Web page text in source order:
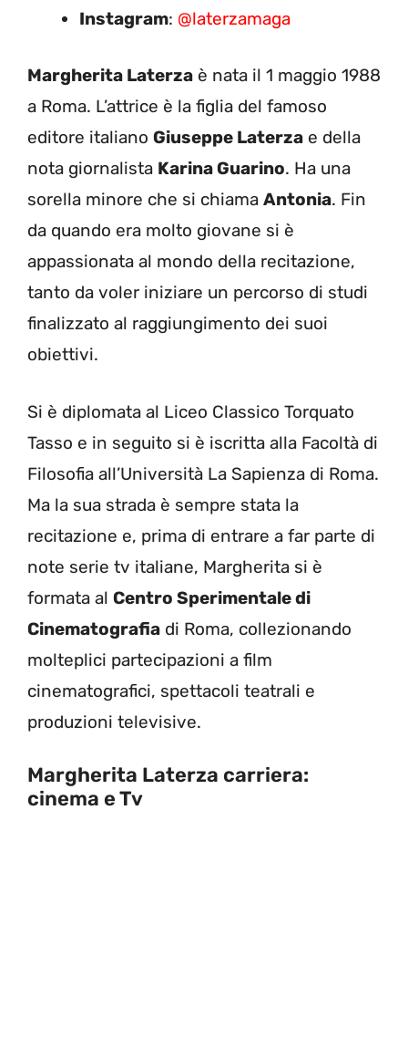
Instagram: @laterzamaga
Margherita Laterza è nata il 1 maggio 1988
a Roma. L’attrice è la figlia del famoso
editore italiano Giuseppe Laterza e della
nota giornalista Karina Guarino. Ha una
sorella minore che si chiama Antonia. Fin
da quando era molto giovane si è
appassionata al mondo della recitazione,
tanto da voler iniziare un percorso di studi
finalizzato al raggiungimento dei suoi
obiettivi.
Si è diplomata al Liceo Classico Torquato
Tasso e in seguito si è iscritta alla Facoltà di
Filosofia all’Università La Sapienza di Roma.
Ma la sua strada è sempre stata la
recitazione e, prima di entrare a far parte di
note serie tv italiane, Margherita si è
formata al Centro Sperimentale di
Cinematografia di Roma, collezionando
molteplici partecipazioni a film
cinematografici, spettacoli teatrali e
produzioni televisive.
Margherita Laterza carriera:
cinema e Tv